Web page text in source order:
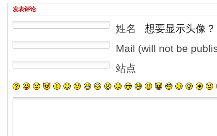
发表评论
姓名
想要显示头像？
Mail (will not be
站点